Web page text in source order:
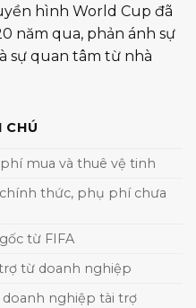
hình World Cup đã
năm qua, phản ánh sự
sự quan tâm từ nhà
CHÚ
mua và thuê vệ tinh
chính thức, phụ phí chưa
từ FIFA
từ doanh nghiệp
doanh nghiệp tài trợ